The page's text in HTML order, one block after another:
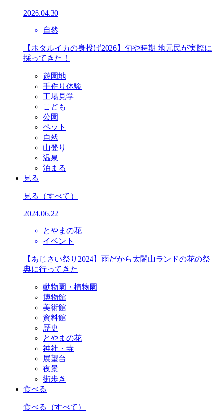
2026.04.30
自然
【ホタルイカの身投げ2026】旬や時期 地元民が実際に
採ってきた！
遊園地
手作り体験
工場見学
こども
公園
ペット
自然
山登り
温泉
泊まる
見る
見る （すべて）
2024.06.22
とやまの花
イベント
【あじさい祭り2024】雨だから太閤山ランドの花の祭
典に行ってきた
動物園・植物園
博物館
美術館
資料館
歴史
とやまの花
神社・寺
展望台
夜景
街歩き
食べる
食べる （すべて）